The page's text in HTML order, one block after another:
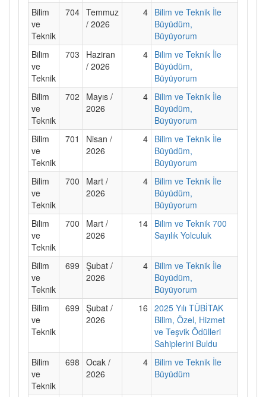
Bilim
ve
Teknik
704 Temmuz
/ 2026
4 Bilim ve Teknik İle
Büyüdüm,
Büyüyorum
Bilim
ve
Teknik
703
Haziran
/ 2026
4 Bilim ve Teknik İle
Büyüdüm,
Büyüyorum
Bilim
ve
Teknik
702
Mayıs /
2026
4 Bilim ve Teknik İle
Büyüdüm,
Büyüyorum
Bilim
ve
Teknik
701
Nisan /
2026
4 Bilim ve Teknik İle
Büyüdüm,
Büyüyorum
Bilim
ve
Teknik
700
Mart /
2026
4 Bilim ve Teknik İle
Büyüdüm,
Büyüyorum
Bilim
ve
Teknik
700
Mart /
2026
14 Bilim ve Teknik 700
Sayılık Yolculuk
Bilim
ve
Teknik
699 Şubat /
2026
4 Bilim ve Teknik İle
Büyüdüm,
Büyüyorum
Bilim
ve
Teknik
699 Şubat /
2026
16 2025 Yılı TÜBİTAK
Bilim, Özel, Hizmet
ve Teşvik Ödülleri
Sahiplerini Buldu
Bilim
ve
Teknik
698 Ocak /
2026
4 Bilim ve Teknik İle
Büyüdüm